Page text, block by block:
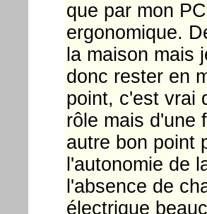
que par mon
ergonomique.
la maison mais
donc rester en
point, c'est vrai
rôle mais d'une
autre bon point
l'autonomie de
l'absence de
électrique